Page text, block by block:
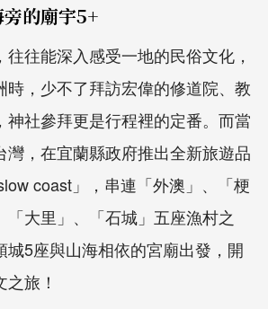
的廟宇5+
往能深入感受一地的民俗文化，
時，少不了拜訪宏偉的修道院、教
神社參拜更是行程裡的定番。而當
灣，在宜蘭縣政府推出全新旅遊品
coast」，串連「外澳」、「梗
「大里」、「石城」五座漁村之
城5座與山海相依的宮廟出發，開
旅！